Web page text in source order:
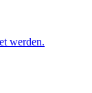
werden.